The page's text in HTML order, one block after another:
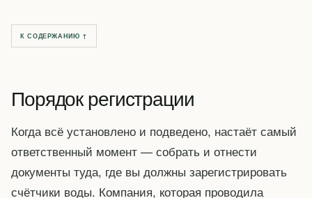
К СОДЕРЖАНИЮ ↑
Порядок регистрации
Когда всё установлено и подведено, настаёт самый
ответственный момент — собрать и отнести
документы туда, где вы должны зарегистрировать
счётчики воды. Компания, которая проводила